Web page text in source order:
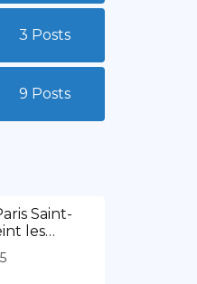
3 Posts
9 Posts
Saint-
les
Stassin